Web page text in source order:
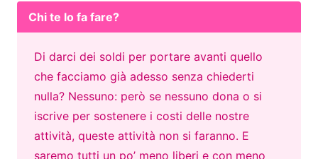
Chi te lo fa fare?
Di darci dei soldi per portare avanti quello
che facciamo già adesso senza chiederti
nulla? Nessuno: però se nessuno dona o si
iscrive per sostenere i costi delle nostre
attività, queste attività non si faranno. E
saremo tutti un po’ meno liberi e con meno